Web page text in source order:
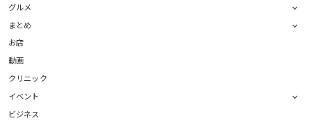
グルメ
まとめ
お店
動画
クリニック
イベント
ビジネス